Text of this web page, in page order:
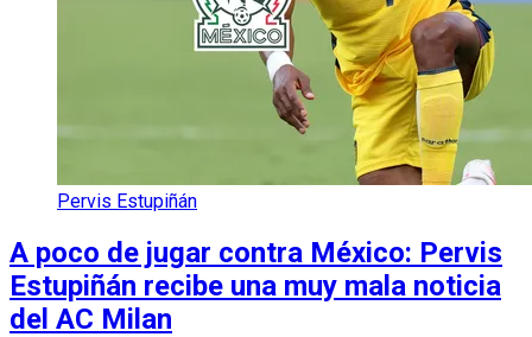
Pervis Estupiñán
A poco de jugar contra México: Pervis
Estupiñán recibe una muy mala noticia
del AC Milan